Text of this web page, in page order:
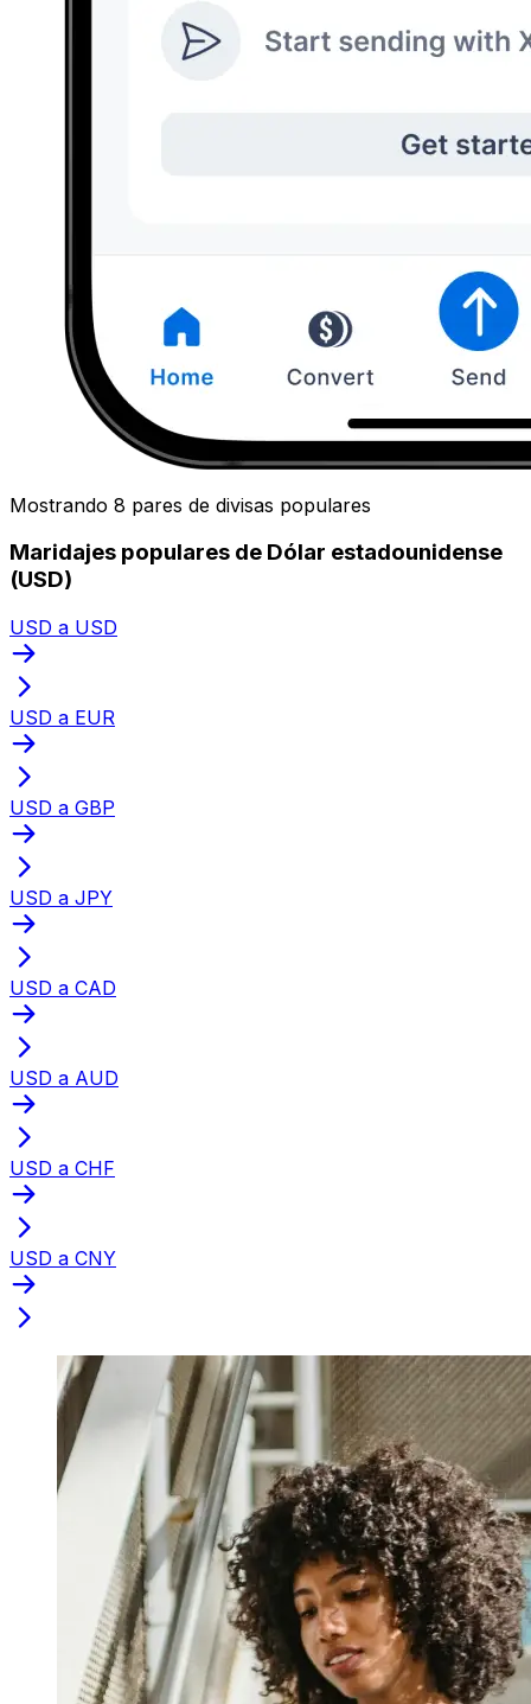
Mostrando 8 pares de divisas populares
Maridajes populares de Dólar estadounidense
(USD)
USD a USD
USD a EUR
USD a GBP
USD a JPY
USD a CAD
USD a AUD
USD a CHF
USD a CNY